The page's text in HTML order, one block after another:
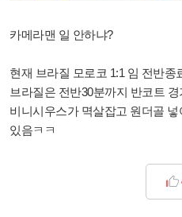
카메라맨 일 안하냐?
현재 브라질 모로코 1:1 임 전반종
브라질은 전반30분까지 반코트
비니시우스가 멱살잡고 원더골
있음ㅋㅋ